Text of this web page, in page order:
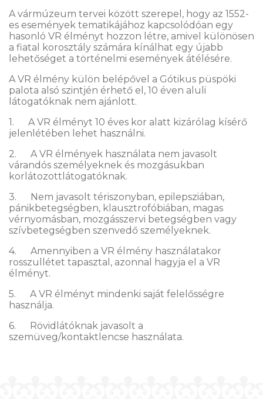
A vármúzeum tervei között szerepel, hogy az 1552-
es események tematikájához kapcsolódóan egy
hasonló VR élményt hozzon létre, amivel különösen
a fiatal korosztály számára kínálhat egy újabb
lehetőséget a történelmi események átélésére.
A VR élmény külön belépővel a Gótikus püspöki
palota alsó szintjén érhető el, 10 éven aluli
látogatóknak nem ajánlott.
1. A VR élményt 10 éves kor alatt kizárólag kísérő
jelenlétében lehet használni.
2. A VR élmények használata nem javasolt
várandós személyeknek és mozgásukban
korlátozottlátogatóknak.
3. Nem javasolt tériszonyban, epilepsziában,
pánikbetegségben, klausztrofóbiában, magas
vérnyomásban, mozgásszervi betegségben vagy
szívbetegségben szenvedő személyeknek.
4. Amennyiben a VR élmény használatakor
rosszullétet tapasztal, azonnal hagyja el a VR
élményt.
5. A VR élményt mindenki saját felelősségre
használja.
6. Rövidlátóknak javasolt a
szemüveg/kontaktlencse használata.